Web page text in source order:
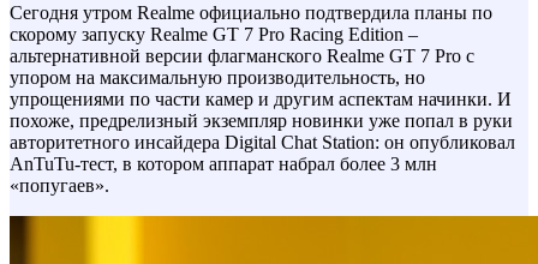
Сегодня утром Realme официально подтвердила планы по
скорому запуску Realme GT 7 Pro Racing Edition –
альтернативной версии флагманского Realme GT 7 Pro с
упором на максимальную производительность, но
упрощениями по части камер и другим аспектам начинки. И
похоже, предрелизный экземпляр новинки уже попал в руки
авторитетного инсайдера Digital Chat Station: он опубликовал
AnTuTu-тест, в котором аппарат набрал более 3 млн
«попугаев».